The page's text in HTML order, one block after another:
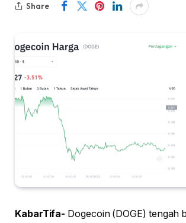
Share
KabarTifa- Dogecoin (DOGE) tengah